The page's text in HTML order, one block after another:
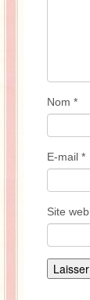
Nom *
E-mail *
Site web